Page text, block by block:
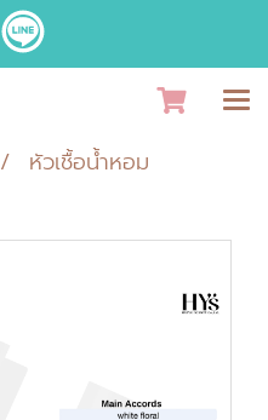
หัวเชื้อน้ำหอม